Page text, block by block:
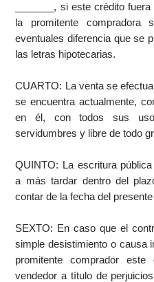
_______, si este crédito
la promitente compradora
eventuales diferencia que se
las letras hipotecarias.
CUARTO: La venta se
se encuentra actualmente,
en él, con todos sus
servidumbres y libre de todo
QUINTO: La escritura
a más tardar dentro del
contar de la fecha del
SEXTO: En caso que el
simple desistimiento o causa
promitente comprador
vendedor a título de